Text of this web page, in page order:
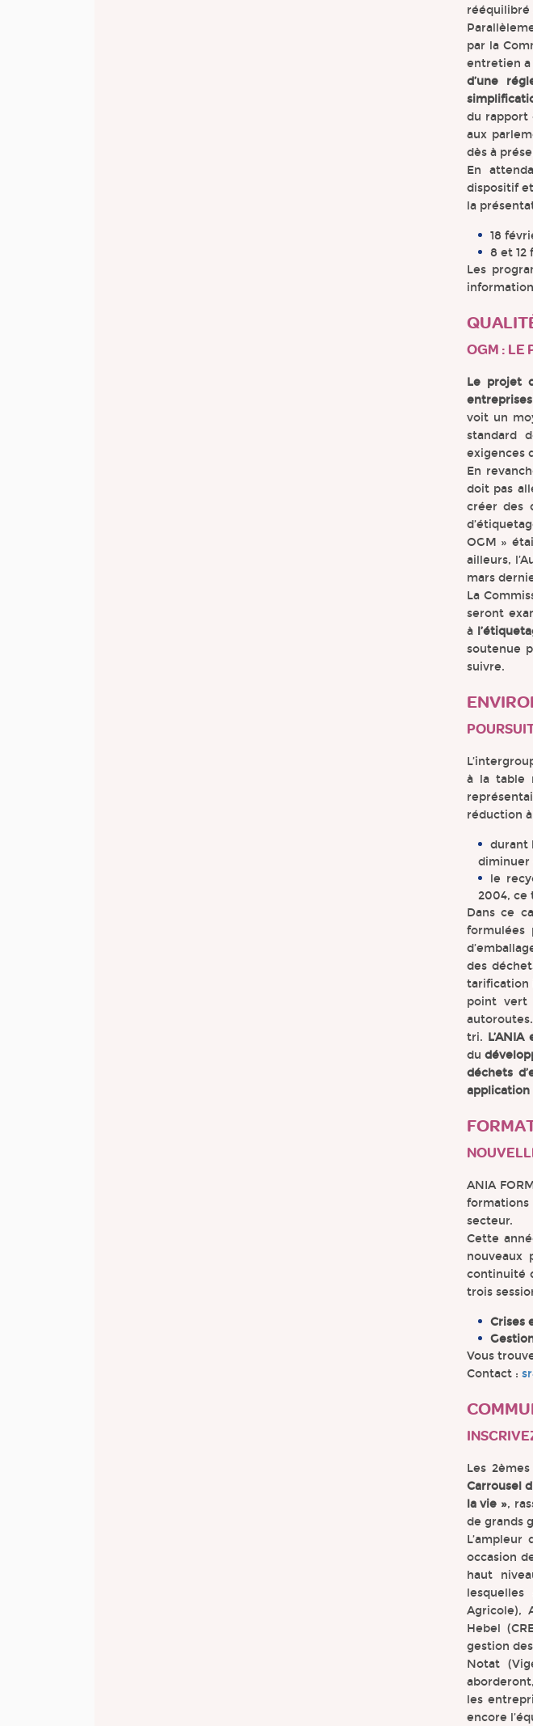
par la
entretien a
d’une
du rapport
aux
dès à
En
dispositif
la
18
8 et 12
Les
OGM : LE
Le projet
voit un
standard
exigences
En
doit pas
créer des
OGM »
ailleurs,
mars
La
seront
à
soutenue
suivre.
à la table
réduction
durant
diminuer
le
2004, ce
Dans ce
formulées
des
tarification
point vert
tri.
du
déchets
application
ANIA
secteur.
Cette
continuité
trois
Crises
Vous
Contact :
Les
Carrousel
la vie »,
de grands
occasion
haut
Agricole),
Hebel
gestion
Notat
les
encore